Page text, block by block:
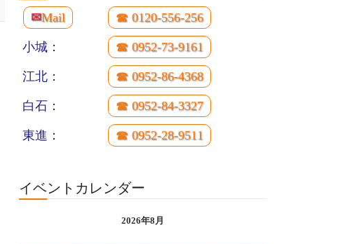
✉Mail ☎ 0120-556-256
小城： ☎ 0952-73-9161
江北： ☎ 0952-86-4368
白石： ☎ 0952-84-3327
東進： ☎ 0952-28-9511
イベントカレンダー
2026年8月